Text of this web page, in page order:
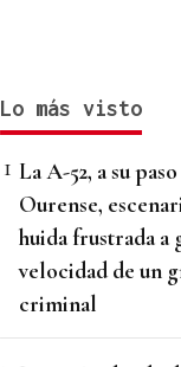
Lo más visto
La A-52, a su
Ourense,
huida frustrada a
velocidad de un
criminal